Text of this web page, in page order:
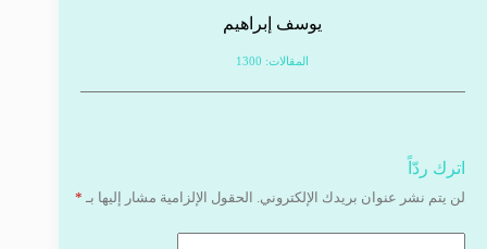
يوسف إبراهيم
المقالات: 1300
اترك ردّاً
لن يتم نشر عنوان بريدك الإلكتروني. الحقول الإلزامية مشار إليها بـ *